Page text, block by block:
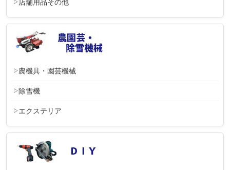
農機具・園芸機械
除雪機
エクステリア